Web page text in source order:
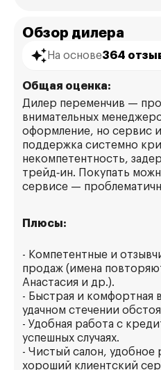
Обзор дилера
На основе364
Общая оценка:
Дилер переменчив —
внимательных
оформление, но сервис
поддержка системно
некомпетентность,
трейд‑ин. Покупать
сервисе —
Плюсы:
- Компетентные и
продаж (имена
Анастасия и др.).
- Быстрая и комфортная
удачном стечении
- Удобная работа с
успешных случаях.
- Чистый салон, удобное
хороший клиентский